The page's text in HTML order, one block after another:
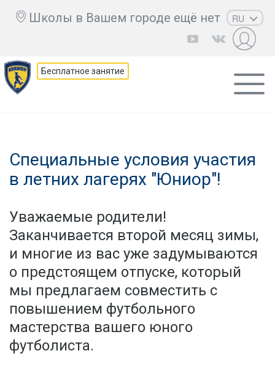
Школы в Вашем городе ещё нет
RU
EN
KZ
AZ
Бесплатное занятие
Специальные условия участия
в летних лагерях "Юниор"!
Уважаемые родители!
Заканчивается второй месяц зимы,
и многие из вас уже задумываются
о предстоящем отпуске, который
мы предлагаем совместить с
повышением футбольного
мастерства вашего юного
футболиста.